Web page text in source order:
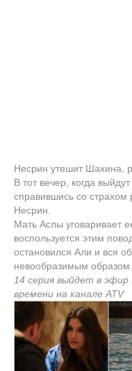
Несрин утешит Шахина,
В тот вечер, когда
справившись со страхом
Несрин.
Мать Аслы уговаривает
воспользуется этим
остановился Али и вся
невообразимым образом.
14 серия выйдет в эфир
времени на канале ATV